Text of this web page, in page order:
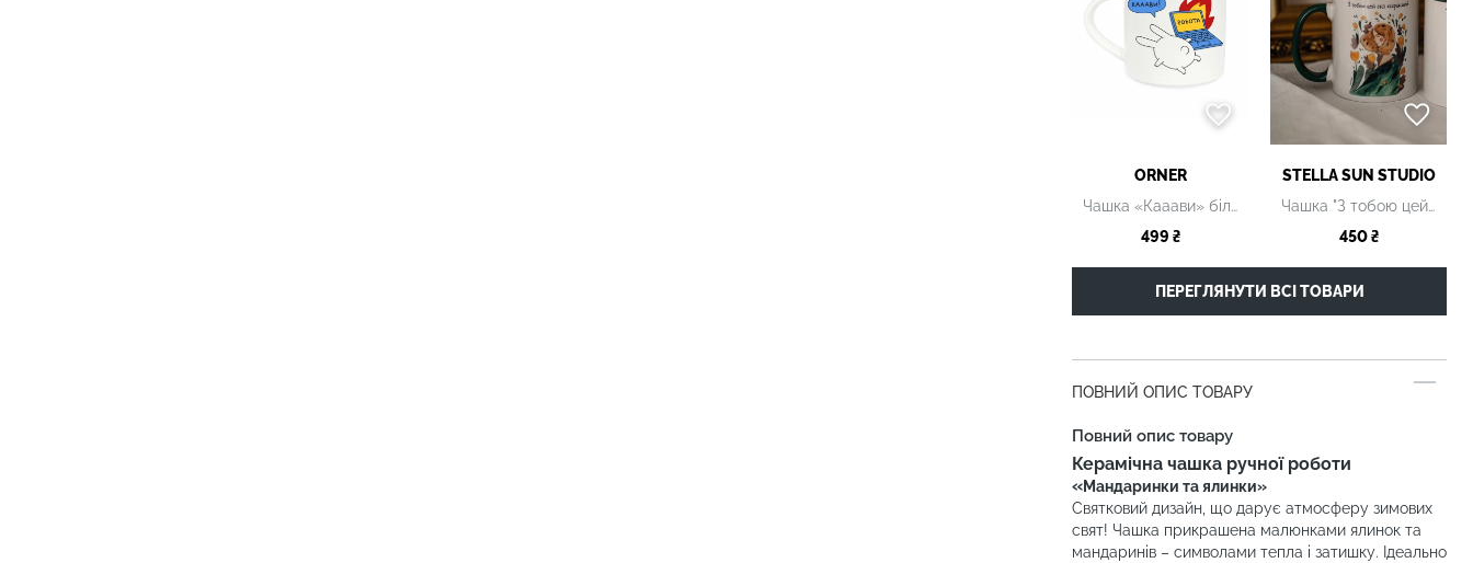
ORNER
Чашка «Кааави» біла, 400 мл
499 ₴
STELLA SUN STUDIO
Чашка "З тобою цей світ яскравіший" керамічна
450 ₴
ПЕРЕГЛЯНУТИ ВСІ ТОВАРИ
ПОВНИЙ ОПИС ТОВАРУ
Повний опис товару
Керамічна чашка ручної роботи
«Мандаринки таялинки»
Святковий дизайн, що дарує атмосферу зимових
свят! Чашка прикрашена малюнками ялинок та
мандаринів – символами тепла і затишку. Ідеально